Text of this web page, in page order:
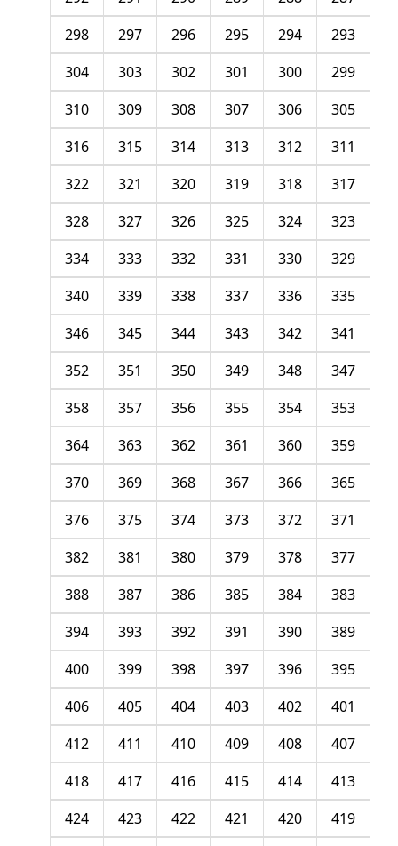
293
294
295
296
297
298
299
300
301
302
303
304
305
306
307
308
309
310
311
312
313
314
315
316
317
318
319
320
321
322
323
324
325
326
327
328
329
330
331
332
333
334
335
336
337
338
339
340
341
342
343
344
345
346
347
348
349
350
351
352
353
354
355
356
357
358
359
360
361
362
363
364
365
366
367
368
369
370
371
372
373
374
375
376
377
378
379
380
381
382
383
384
385
386
387
388
389
390
391
392
393
394
395
396
397
398
399
400
401
402
403
404
405
406
407
408
409
410
411
412
413
414
415
416
417
418
419
420
421
422
423
424